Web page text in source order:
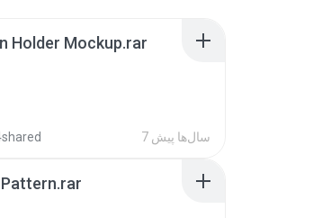
Holder Mockup.rar
7 سال‌ها پیش